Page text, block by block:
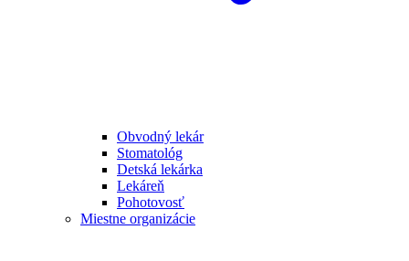
Obvodný lekár
Stomatológ
Detská lekárka
Lekáreň
Pohotovosť
Miestne organizácie